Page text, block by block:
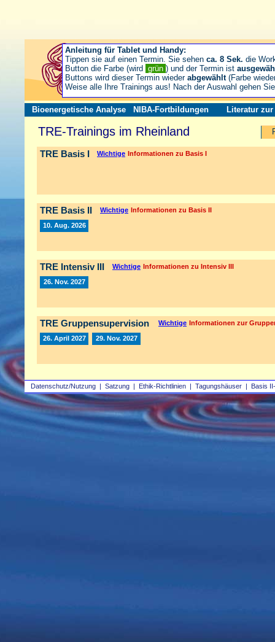
Datenschutz/Nutzung | Satzung | Ethik-Richtlinien | Tagungshäuser | Basis
Bioenergetische Analyse NIBA-Fortbildungen Literatur zur
TRE-Trainings im Rheinland
TRE Basis I Wichtige Informationen zu Basis I
TRE Basis II Wichtige Informationen zu Basis II
10. Aug. 2026
TRE Intensiv III Wichtige Informationen zu Intensiv III
26. Nov. 2027
TRE Gruppensupervision Wichtige Informationen zur
26. April 2027 29. Nov. 2027
Anleitung für Tablet und Handy:
Tippen sie auf einen Termin. Sie sehen ca. 8 Sek. die
Button die Farbe (wird grün ) und der Termin ist
Buttons wird dieser Termin wieder abgewählt(Farbe
Weise alle Ihre Trainings aus! Nach der Auswahl gehen